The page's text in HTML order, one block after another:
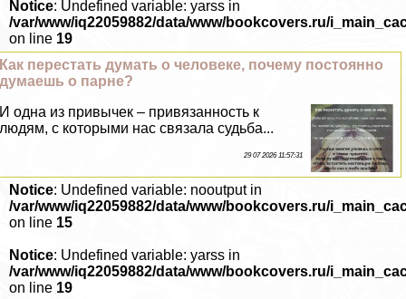
Notice: Undefined variable: yarss in
/var/www/iq22059882/data/www/bookcovers.ru/
on line 19
Как перестать думать о человеке, почему постоянно
думаешь о парне?
И одна из привычек – привязанность к
людям, с которыми нас связала судьба...
29 07 2026 11:57:31
Notice: Undefined variable: nooutput in
/var/www/iq22059882/data/www/bookcovers.ru/
on line 15
Notice: Undefined variable: yarss in
/var/www/iq22059882/data/www/bookcovers.ru/
on line 19